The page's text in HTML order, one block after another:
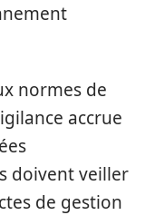
normes de
accrue
doivent veiller
de gestion